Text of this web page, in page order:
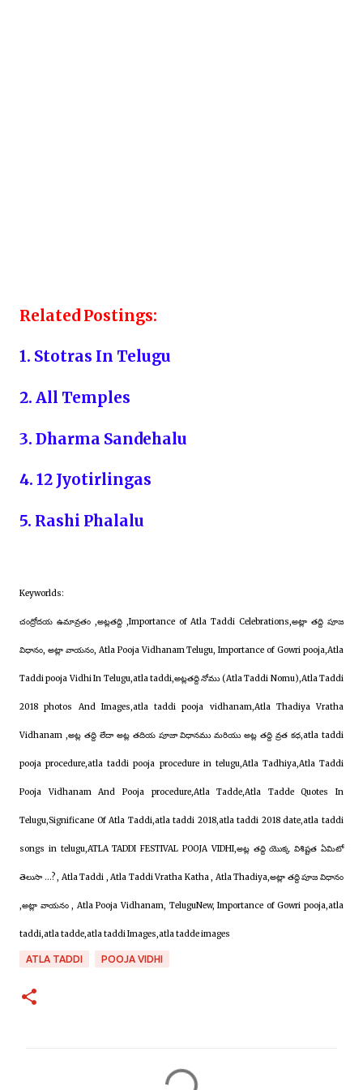
Related Postings:
1. Stotras In Telugu
2. All Temples
3. Dharma Sandehalu
4. 12 Jyotirlingas
5. Rashi Phalalu
Keyworlds:
చంద్రోదయ ఉమావ్రతం ,అట్లతద్ది ,Importance of Atla Taddi Celebrations,అట్లా తద్ది పూజ
విధానం, అట్లా వాయనం, Atla Pooja Vidhanam Telugu, Importance of Gowri pooja,Atla
Taddi pooja Vidhi In Telugu,atla taddi,అట్లతద్ది నోము (Atla Taddi Nomu),Atla Taddi
2018 photos And Images,atla taddi pooja vidhanam,Atla Thadiya Vratha
Vidhanam ,అట్ల తద్ది లేదా అట్ల తదియ పూజా విధానము మరియు అట్ల తద్ది వ్రత కధ,atla taddi
pooja procedure,atla taddi pooja procedure in telugu,Atla Tadhiya,Atla Taddi
Pooja Vidhanam And Pooja procedure,Atla Tadde,Atla Tadde Quotes In
Telugu,Significane Of Atla Taddi,atla taddi 2018,atla taddi 2018 date,atla taddi
songs in telugu,ATLA TADDI FESTIVAL POOJA VIDHI,అట్ల తద్ది యొక్క విశిష్టత ఏమిటో
తెలుసా ...? , Atla Taddi , Atla Taddi Vratha Katha , Atla Thadiya,అట్లా తద్ది పూజ విధానం
,అట్లా వాయనం , Atla Pooja Vidhanam, TeluguNew, Importance of Gowri pooja,atla
taddi,atla tadde,atla taddi Images,atla tadde images
ATLA TADDI POOJA VIDHI